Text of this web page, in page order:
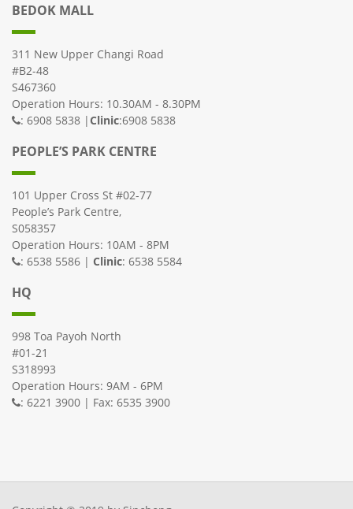
BEDOK MALL
311 New Upper Changi Road
#B2-48
S467360
Operation Hours: 10.30AM - 8.30PM
: 6908 5838 | Clinic:6908 5838
PEOPLE’S PARK CENTRE
101 Upper Cross St #02-77
People’s Park Centre,
S058357
Operation Hours: 10AM - 8PM
: 6538 5586 | Clinic: 6538 5584
HQ
998 Toa Payoh North
#01-21
S318993
Operation Hours: 9AM - 6PM
: 6221 3900 | Fax: 6535 3900